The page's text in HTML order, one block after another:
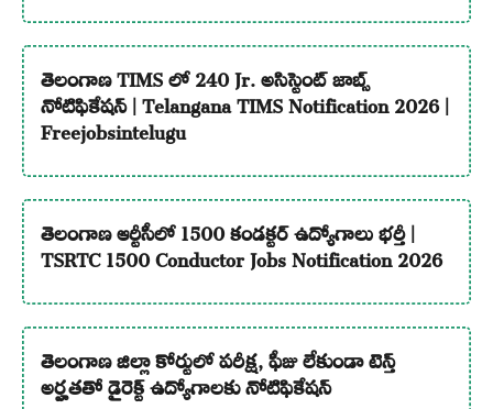
తెలంగాణ TIMS లో 240 Jr. అసిస్టెంట్ జాబ్స్
నోటిఫికేషన్ | Telangana TIMS Notification 2026 |
Freejobsintelugu
తెలంగాణ ఆర్టీసీలో 1500 కండక్టర్ ఉద్యోగాలు భర్తీ |
TSRTC 1500 Conductor Jobs Notification 2026
తెలంగాణ జిల్లా కోర్టులో పరీక్ష, ఫీజు లేకుండా టెన్త్
అర్హతతో డైరెక్ట్ ఉద్యోగాలకు నోటిఫికేషన్